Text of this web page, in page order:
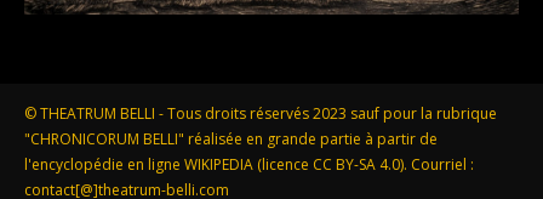
© THEATRUM BELLI - Tous droits réservés 2023 sauf pour la rubrique
"CHRONICORUM BELLI" réalisée en grande partie à partir de
l'encyclopédie en ligne WIKIPEDIA (licence CC BY-SA 4.0). Courriel :
contact[@]theatrum-belli.com